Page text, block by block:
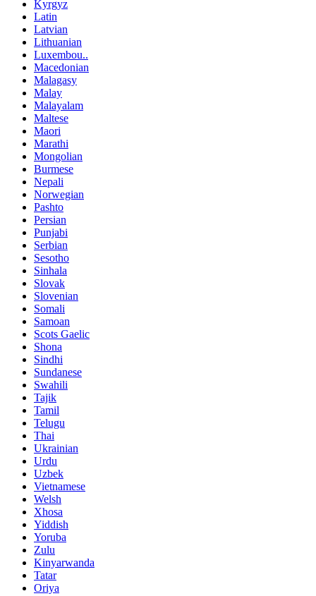
Kyrgyz
Latin
Latvian
Lithuanian
Luxembou..
Macedonian
Malagasy
Malay
Malayalam
Maltese
Maori
Marathi
Mongolian
Burmese
Nepali
Norwegian
Pashto
Persian
Punjabi
Serbian
Sesotho
Sinhala
Slovak
Slovenian
Somali
Samoan
Scots Gaelic
Shona
Sindhi
Sundanese
Swahili
Tajik
Tamil
Telugu
Thai
Ukrainian
Urdu
Uzbek
Vietnamese
Welsh
Xhosa
Yiddish
Yoruba
Zulu
Kinyarwanda
Tatar
Oriya